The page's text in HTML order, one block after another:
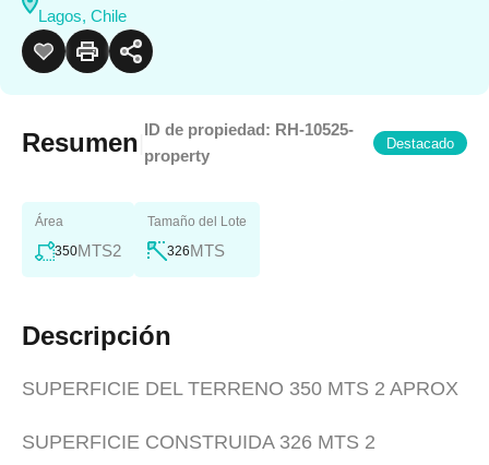
Lagos, Chile
Resumen ID de propiedad: RH-10525-
property
Destacado
Área
350MTS2
Tamaño del Lote
326MTS
Descripción
SUPERFICIE DEL TERRENO 350 MTS 2 APROX
SUPERFICIE CONSTRUIDA 326 MTS 2